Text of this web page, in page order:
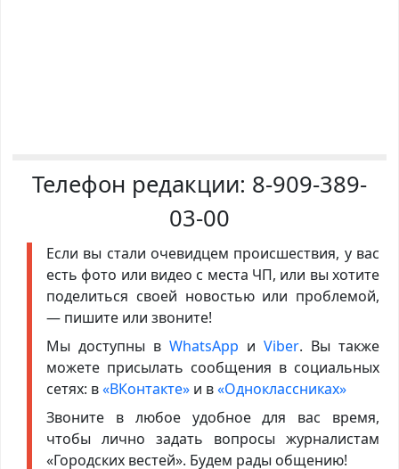
Телефон редакции: 8-909-389-
03-00
Если вы стали очевидцем происшествия, у вас
есть фото или видео с места ЧП, или вы хотите
поделиться своей новостью или проблемой,
— пишите или звоните!
Мы доступны в WhatsApp иViber. Вы также
можете присылать сообщения в социальных
сетях: в«ВКонтакте»и в«Одноклассниках»
Звоните в любое удобное для вас время,
чтобы лично задать вопросы журналистам
«Городских вестей». Будем рады общению!